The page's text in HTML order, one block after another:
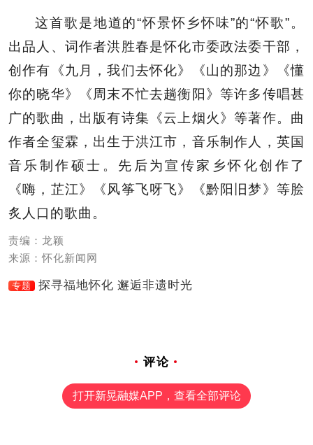
这首歌是地道的“怀景怀乡怀味”的“怀歌”。
出品人、词作者洪胜春是怀化市委政法委干部，
创作有《九月，我们去怀化》《山的那边》《懂
你的晓华》《周末不忙去趟衡阳》等许多传唱甚
广的歌曲，出版有诗集《云上烟火》等著作。曲
作者全玺霖，出生于洪江市，音乐制作人，英国
音乐制作硕士。先后为宣传家乡怀化创作了
《嗨，芷江》《风筝飞呀飞》《黔阳旧梦》等脍
炙人口的歌曲。
责编：龙颖
来源：怀化新闻网
专题 探寻福地怀化 邂逅非遗时光
评论
打开新晃融媒APP，查看全部评论